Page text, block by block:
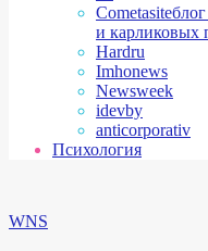
Cometasite
и карликовых
Hardru
Imhonews
Newsweek
idevby
anticorporativ
Психология
WNS